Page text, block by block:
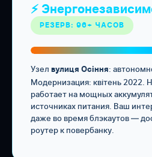
⚡
РЕЗЕРВ: 96+ ЧАСОВ
Узел вулиця Осіння:
Модернизация: квітень 2022.
работает на мощных
источниках питания. Ваш
даже во время блэкаутов —
роутер к повербанку.